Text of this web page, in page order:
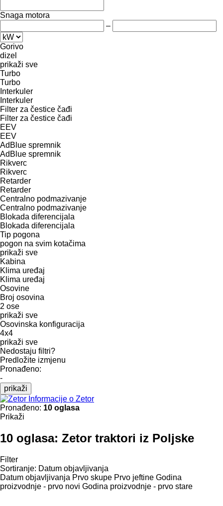
Snaga motora
–
Gorivo
dizel
prikaži sve
Turbo
Turbo
Interkuler
Interkuler
Filter za čestice čađi
Filter za čestice čađi
EEV
EEV
AdBlue spremnik
AdBlue spremnik
Rikverc
Rikverc
Retarder
Retarder
Centralno podmazivanje
Centralno podmazivanje
Blokada diferencijala
Blokada diferencijala
Tip pogona
pogon na svim kotačima
prikaži sve
Kabina
Klima uređaj
Klima uređaj
Osovine
Broj osovina
2 ose
prikaži sve
Osovinska konfiguracija
4x4
prikaži sve
Nedostaju filtri?
Predložite izmjenu
Pronađeno:
-
prikaži
Informacije o Zetor
Pronađeno: 10 oglasa
Prikaži
10 oglasa: Zetor traktori iz Poljske
Filter
Sortiranje: Datum objavljivanja
Datum objavljivanja Prvo skupe Prvo jeftine Godina
proizvodnje - prvo novi Godina proizvodnje - prvo stare